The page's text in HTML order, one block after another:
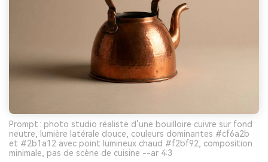
Prompt : photo studio réaliste d’une bouilloire cuivre sur fond
neutre, lumière latérale douce, couleurs dominantes #cf6a2b
et #2b1a12 avec point lumineux chaud #f2bf92, composition
minimale, pas de scène de cuisine --ar 4:3